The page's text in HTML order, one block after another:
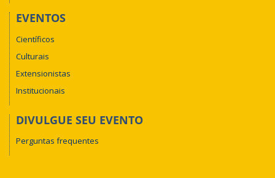
EVENTOS
Científicos
Culturais
Extensionistas
Institucionais
DIVULGUE SEU EVENTO
Perguntas frequentes